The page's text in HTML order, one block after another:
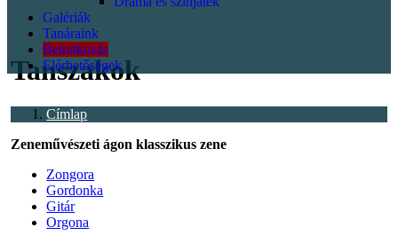
Galériák
Tanáraink
Beiratkozás
Elérhetőségek
<p></p>
Tanszakok
Címlap
Zeneművészeti ágon klasszikus zene
Zongora
Gordonka
Gitár
Orgona